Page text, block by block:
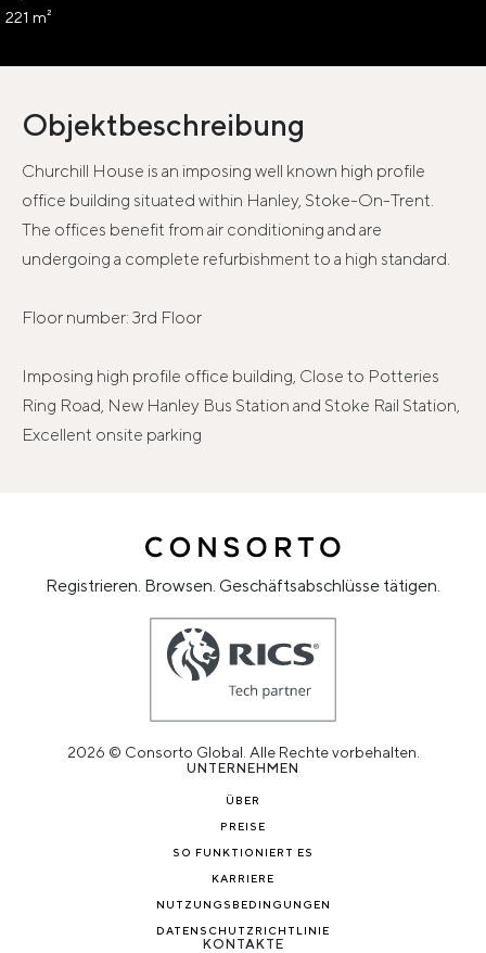
221 m²
Objektbeschreibung
Churchill House is an imposing well known high profile
office building situated within Hanley, Stoke-On-Trent.
The offices benefit from air conditioning and are
undergoing a complete refurbishment to a high standard.
Floor number: 3rd Floor
Imposing high profile office building, Close to Potteries
Ring Road, New Hanley Bus Station and Stoke Rail Station,
Excellent onsite parking
Registrieren. Browsen. Geschäftsabschlüsse tätigen.
2026 © Consorto Global. Alle Rechte vorbehalten.
UNTERNEHMEN
ÜBER
PREISE
SO FUNKTIONIERT ES
KARRIERE
NUTZUNGSBEDINGUNGEN
DATENSCHUTZRICHTLINIE
KONTAKTE